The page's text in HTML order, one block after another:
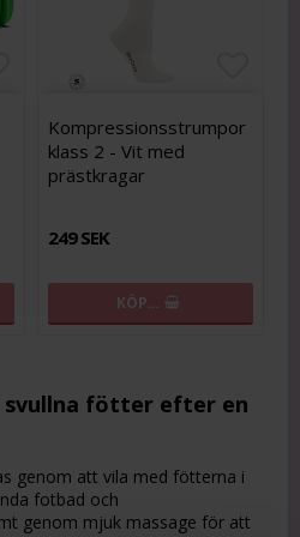
Lägg till i favoritlistan
Lägg till i favoritlistan
Kompressionsstrumpor
klass 2 - Vit med
prästkragar
249 SEK
KÖP…
svullna fötter efter en
genom att vila med fötterna i
fotbad och
genom mjuk massage för att